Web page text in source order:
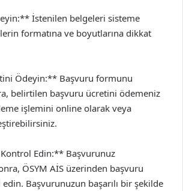
İstenilen belgeleri sisteme
formatına ve boyutlarına dikkat
Ödeyin:** Başvuru formunu
belirtilen başvuru ücretini ödemeniz
işlemini online olarak veya
Edin:** Başvurunuz
ÖSYM AİS üzerinden başvuru
Başvurunuzun başarılı bir şekilde